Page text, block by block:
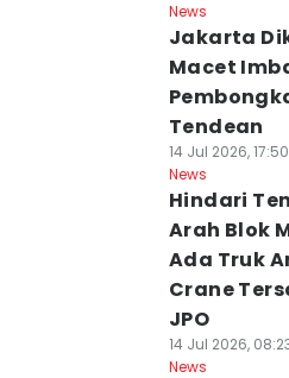
News
Jakarta
Macet
Tendean
14 Jul 2026,
News
Hindari
Arah Blok
Ada Truk
Crane
JPO
14 Jul 2026,
News